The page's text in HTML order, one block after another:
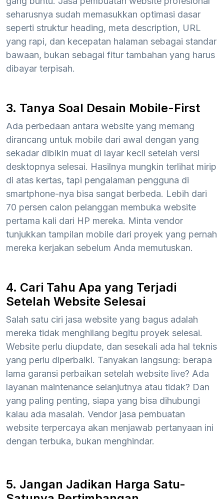
seharusnya sudah memasukkan optimasi dasar
seperti struktur heading, meta description, URL
yang rapi, dan kecepatan halaman sebagai standar
bawaan, bukan sebagai fitur tambahan yang harus
dibayar terpisah.
3. Tanya Soal Desain Mobile-First
Ada perbedaan antara website yang memang
dirancang untuk mobile dari awal dengan yang
sekadar dibikin muat di layar kecil setelah versi
desktopnya selesai. Hasilnya mungkin terlihat mirip
di atas kertas, tapi pengalaman pengguna di
smartphone-nya bisa sangat berbeda. Lebih dari
70 persen calon pelanggan membuka website
pertama kali dari HP mereka. Minta vendor
tunjukkan tampilan mobile dari proyek yang pernah
mereka kerjakan sebelum Anda memutuskan.
4. Cari Tahu Apa yang Terjadi
Setelah Website Selesai
Salah satu ciri jasa website yang bagus adalah
mereka tidak menghilang begitu proyek selesai.
Website perlu diupdate, dan sesekali ada hal teknis
yang perlu diperbaiki. Tanyakan langsung: berapa
lama garansi perbaikan setelah website live? Ada
layanan maintenance selanjutnya atau tidak? Dan
yang paling penting, siapa yang bisa dihubungi
kalau ada masalah. Vendor jasa pembuatan
website terpercaya akan menjawab pertanyaan ini
dengan terbuka, bukan menghindar.
5. Jangan Jadikan Harga Satu-